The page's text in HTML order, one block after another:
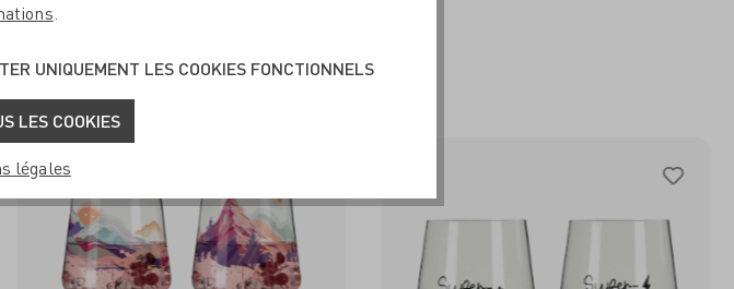
TABLE
ENSEMBLE
UNIQUEMENT LES COOKIES FONCTIONNELS
LES COOKIES
légales